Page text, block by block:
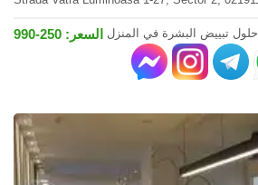
حلول تبييض البشرة في المنزل